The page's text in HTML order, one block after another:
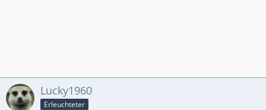
Lucky1960
Erleuchteter